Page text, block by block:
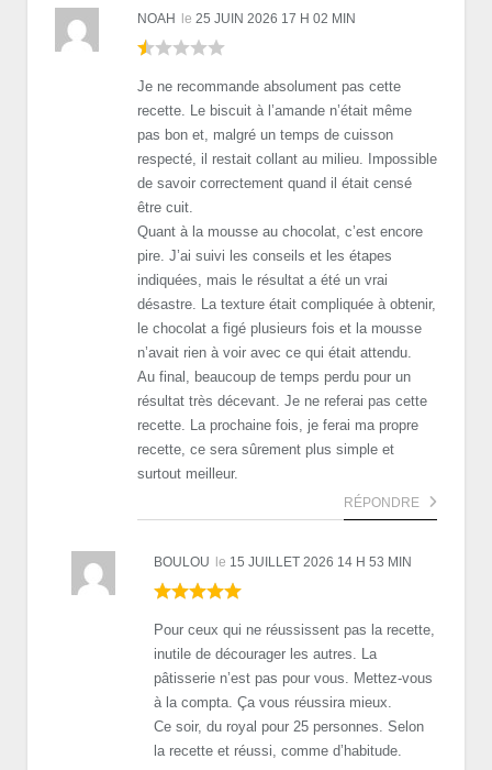
NOAH le 25 JUIN 2026 17 H 02 MIN
Je ne recommande absolument pas cette
recette. Le biscuit à l’amande n’était même
pas bon et, malgré un temps de cuisson
respecté, il restait collant au milieu. Impossible
de savoir correctement quand il était censé
être cuit.
Quant à la mousse au chocolat, c’est encore
pire. J’ai suivi les conseils et les étapes
indiquées, mais le résultat a été un vrai
désastre. La texture était compliquée à obtenir,
le chocolat a figé plusieurs fois et la mousse
n’avait rien à voir avec ce qui était attendu.
Au final, beaucoup de temps perdu pour un
résultat très décevant. Je ne referai pas cette
recette. La prochaine fois, je ferai ma propre
recette, ce sera sûrement plus simple et
surtout meilleur.
RÉPONDRE
BOULOU le 15 JUILLET 2026 14 H 53 MIN
Pour ceux qui ne réussissent pas la recette,
inutile de décourager les autres. La
pâtisserie n’est pas pour vous. Mettez-vous
à la compta. Ça vous réussira mieux.
Ce soir, du royal pour 25 personnes. Selon
la recette et réussi, comme d’habitude.